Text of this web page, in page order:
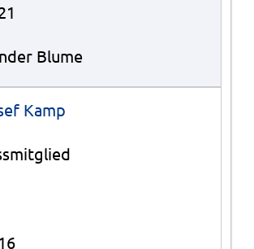
Blume
Kamp